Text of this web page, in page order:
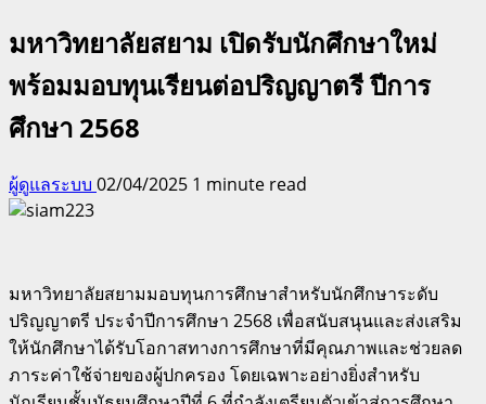
มหาวิทยาลัยสยาม เปิดรับนักศึกษาใหม่
พร้อมมอบทุนเรียนต่อปริญญาตรี ปีการ
ศึกษา 2568
ผู้ดูแลระบบ 02/04/2025 1 minute read
มหาวิทยาลัยสยามมอบทุนการศึกษาสำหรับนักศึกษาระดับ
ปริญญาตรี ประจำปีการศึกษา 2568 เพื่อสนับสนุนและส่งเสริม
ให้นักศึกษาได้รับโอกาสทางการศึกษาที่มีคุณภาพและช่วยลด
ภาระค่าใช้จ่ายของผู้ปกครอง โดยเฉพาะอย่างยิ่งสำหรับ